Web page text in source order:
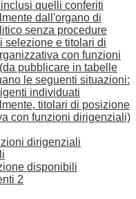
quelli conferiti
dall'organo di
senza procedure
selezione e titolari di
con funzioni
pubblicare in tabelle
le seguenti situazioni:
individuati
titolari di posizione
con funzioni dirigenziali)
dirigenziali
disponibili
2